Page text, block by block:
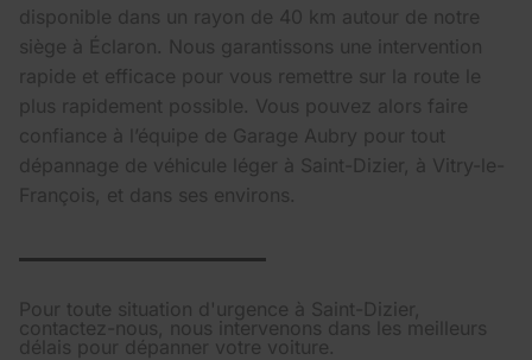
disponible dans un rayon de 40 km autour de notre
siège à Éclaron. Nous garantissons une intervention
rapide et efficace pour vous remettre sur la route le
plus rapidement possible. Vous pouvez alors faire
confiance à l’équipe de Garage Aubry pour tout
dépannage de véhicule léger à Saint-Dizier, à Vitry-le-
François, et dans ses environs.
Pour toute situation d'urgence à Saint-Dizier,
contactez-nous, nous intervenons dans les meilleurs
délais pour dépanner votre voiture.